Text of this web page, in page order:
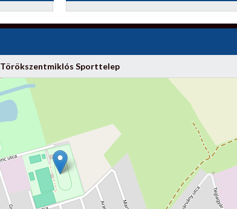
Törökszentmiklós Sporttelep